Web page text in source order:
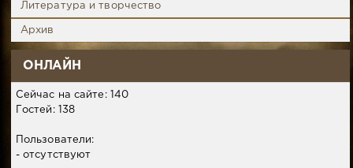
Литература и творчество
Архив
ОНЛАЙН
Сейчас на сайте: 140
Гостей: 138
Пользователи:
- отсутствуют